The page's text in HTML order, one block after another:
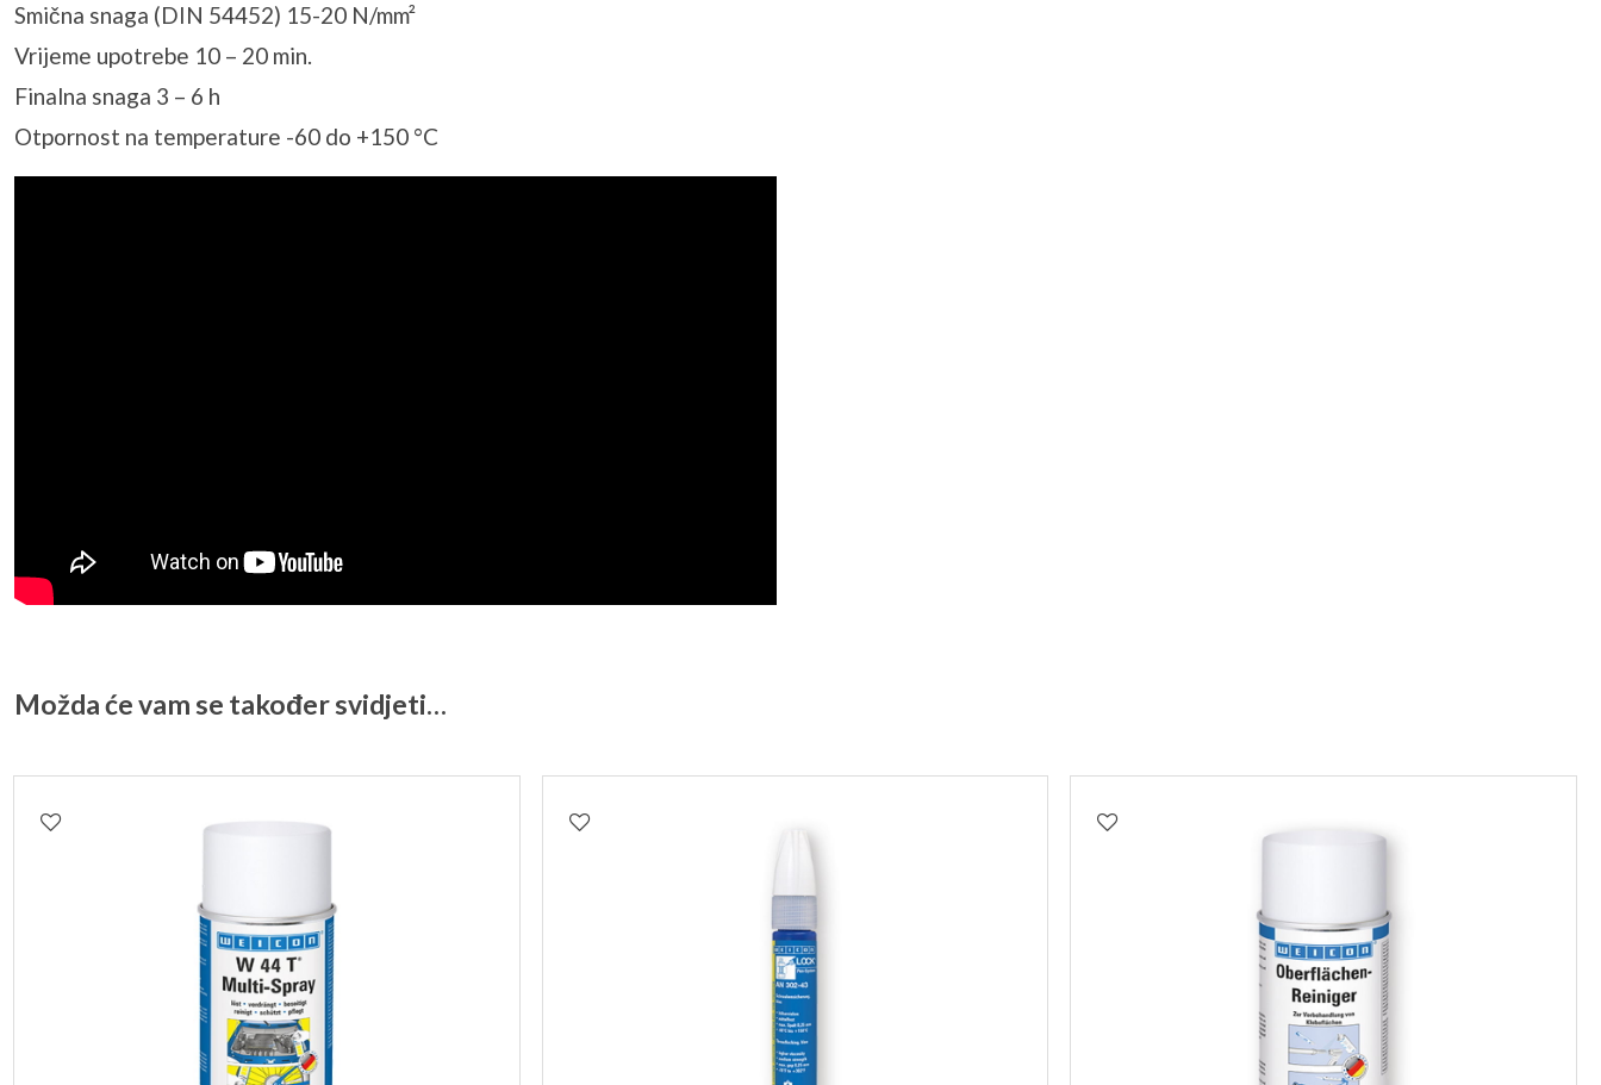
Smična snaga (DIN 54452) 15-20 N/mm²
Vrijeme upotrebe 10 – 20 min.
Finalna snaga 3 – 6 h
Otpornost na temperature -60 do +150 °C
Možda će vam se također svidjeti…